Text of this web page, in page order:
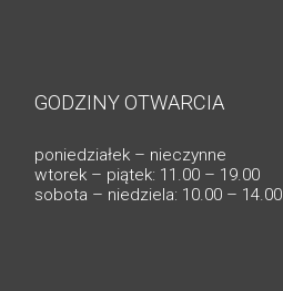
GODZINY OTWARCIA
poniedziałek – nieczynne
wtorek – piątek: 11.00 – 19.00
sobota – niedziela: 10.00 – 14.00